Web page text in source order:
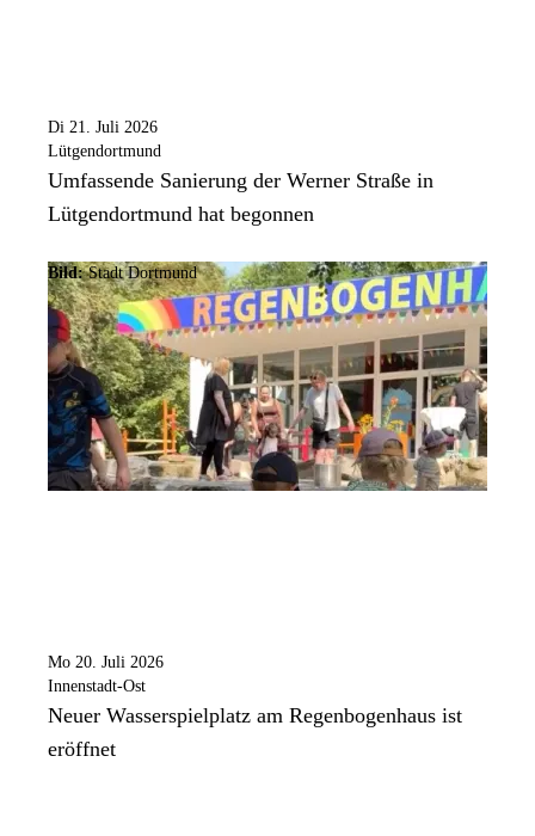
Di 21. Juli 2026
Lütgendortmund
Umfassende Sanierung der Werner Straße in
Lütgendortmund hat begonnen
Bild:Stadt Dortmund
Mo 20. Juli 2026
Innenstadt-Ost
Neuer Wasserspielplatz am Regenbogenhaus ist
eröffnet